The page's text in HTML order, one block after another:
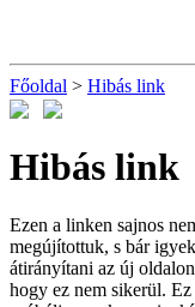
Főoldal > Hibás link
Hibás link
Ezen a linken sajnos
megújítottuk, s bár
átirányítani az új
hogy ez nem sikerül. Ez